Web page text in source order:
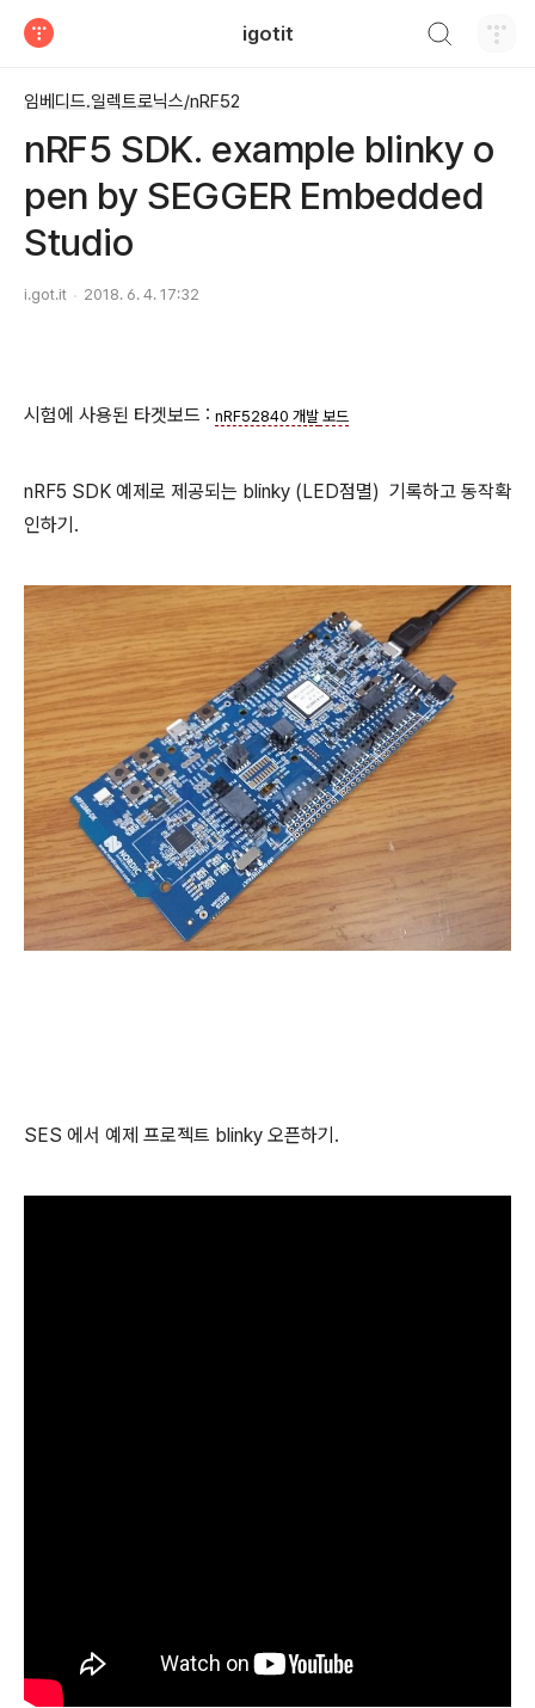
igotit
임베디드.일렉트로닉스/nRF52
nRF5 SDK. example blinky o
pen by SEGGER Embedded
Studio
i.got.it 2018. 6. 4. 17:32
시험에 사용된 타겟보드 : nRF52840 개발 보드
nRF5 SDK 예제로 제공되는 blinky (LED점멸) 기록하고 동작확
인하기.
SES 에서 예제 프로젝트 blinky 오픈하기.